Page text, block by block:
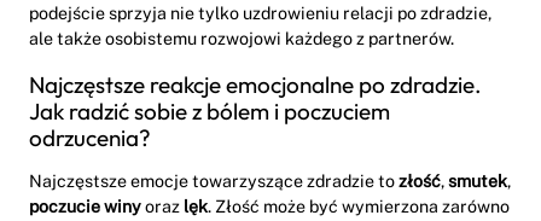
podejście sprzyja nie tylko uzdrowieniu relacji po zdradzie,
ale także osobistemu rozwojowi każdego z partnerów.
Najczęstsze reakcje emocjonalne po zdradzie.
Jak radzić sobie z bólem i poczuciem
odrzucenia?
Najczęstsze emocje towarzyszące zdradzie tozłość,smutek,
poczucie winyoraz lęk. Złość może być wymierzona zarówno